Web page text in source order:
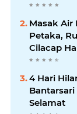
Masak Air
Petaka,
Cilacap
4 Hari
Selamat